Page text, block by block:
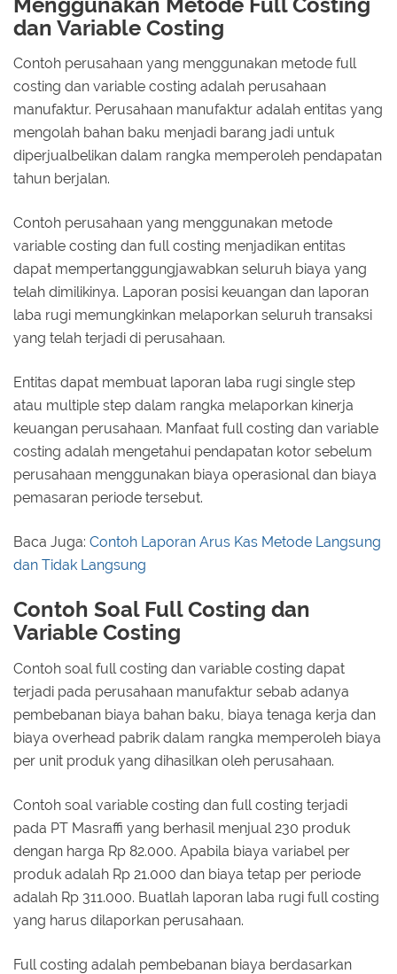
dan Variable Costing
Contoh perusahaan yang menggunakan metode full
costing dan variable costing adalah perusahaan
manufaktur. Perusahaan manufaktur adalah entitas yang
mengolah bahan baku menjadi barang jadi untuk
diperjualbelikan dalam rangka memperoleh pendapatan
tahun berjalan.
Contoh perusahaan yang menggunakan metode
variable costing dan full costing menjadikan entitas
dapat mempertanggungjawabkan seluruh biaya yang
telah dimilikinya. Laporan posisi keuangan dan laporan
laba rugi memungkinkan melaporkan seluruh transaksi
yang telah terjadi di perusahaan.
Entitas dapat membuat laporan laba rugi single step
atau multiple step dalam rangka melaporkan kinerja
keuangan perusahaan. Manfaat full costing dan variable
costing adalah mengetahui pendapatan kotor sebelum
perusahaan menggunakan biaya operasional dan biaya
pemasaran periode tersebut.
Baca Juga: Contoh Laporan Arus Kas Metode Langsung
dan Tidak Langsung
Contoh Soal Full Costing dan
Variable Costing
Contoh soal full costing dan variable costing dapat
terjadi pada perusahaan manufaktur sebab adanya
pembebanan biaya bahan baku, biaya tenaga kerja dan
biaya overhead pabrik dalam rangka memperoleh biaya
per unit produk yang dihasilkan oleh perusahaan.
Contoh soal variable costing dan full costing terjadi
pada PT Masraffi yang berhasil menjual 230 produk
dengan harga Rp 82.000. Apabila biaya variabel per
produk adalah Rp 21.000 dan biaya tetap per periode
adalah Rp 311.000. Buatlah laporan laba rugi full costing
yang harus dilaporkan perusahaan.
Full costing adalah pembebanan biaya berdasarkan